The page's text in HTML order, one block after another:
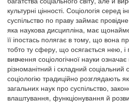
культурні цінності. Соціологія
суспільство по праву займає
яка наукова дисципліна, має
її іпостась полягає в тому, що вона
тобто ту сферу, що осягається нею, і
вивчення соціологічної науки
різноманітний і складний соціальний
соціологію традиційно розглядають
загальних наук про суспільство,
влаштування, функціонування й